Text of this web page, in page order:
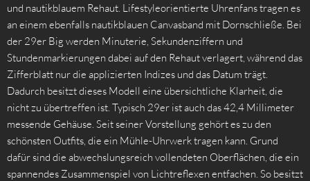
und nautikblauem Rehaut. Lifestyleorientierte Uhrenfans tragen es
an einem ebenfalls nautikblauen Canvasband mit Dornschließe. Bei
der 29er Big werden Minuterie, Sekundenziffern und
Stundenmarkierungen dabei auf den Rehaut verlagert, während das
Zifferblatt nur die applizierten Indizes und das Datum trägt.
Dadurch besitzt dieses Modell eine übersichtliche Klarheit, die
nicht zu übertreffen ist. Typisch 29er ist auch das 42,4 Millimeter
messende Gehäuse. Seit seiner Vorstellung gehört es zu den
schönsten Outfits, die ein Mühle-Uhrwerk tragen kann. Grund
dafür sind die abwechslungsreich vollendeten Oberflächen, die ein
spannendes Zusammenspiel von Lichtreflexen entfachen. So besitzt